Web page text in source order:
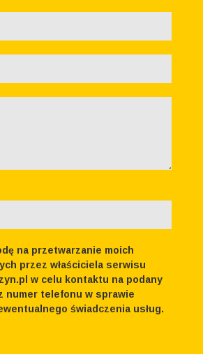
na przetwarzanie moich
przez właściciela serwisu
w celu kontaktu na podany
numer telefonu w sprawie
świadczenia usług.